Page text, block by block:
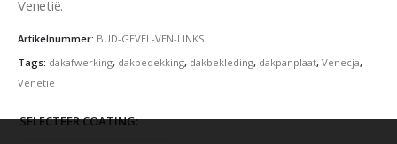
Venetië.
Artikelnummer: BUD-GEVEL-VEN-LINKS
Tags: dakafwerking, dakbedekking, dakbekleding, dakpanplaat, Venecja,
Venetië
SELECTEER COATING